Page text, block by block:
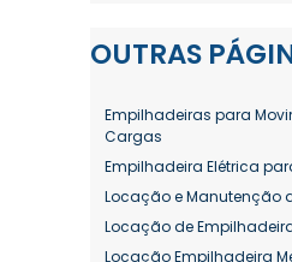
OUTRAS
Empilhadeiras para
Cargas
Empilhadeira Elétrica
Locação e Manutenção
Locação de
Locação Empilhadeira